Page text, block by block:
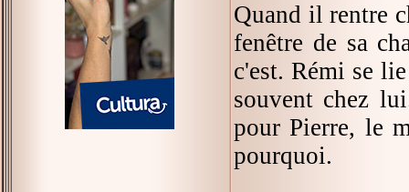
Quand il rentre
fenêtre de sa
c'est. Rémi se
souvent chez
pour Pierre, le
pourquoi.